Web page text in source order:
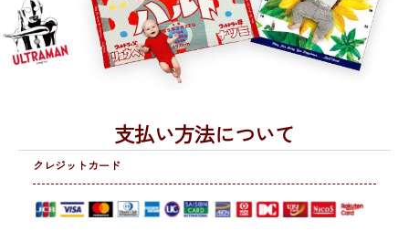
支払い方法について
クレジットカード